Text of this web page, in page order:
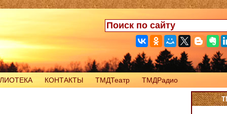
КОНТАКТЫ ТМДТеатр ТМДРадио